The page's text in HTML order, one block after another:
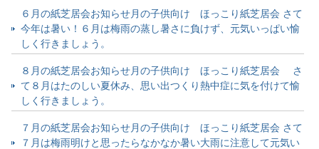
６月の紙芝居会お知らせ月の子供向け ほっこり紙芝居会 さて
今年は暑い！６月は梅雨の蒸し暑さに負けず、元気いっぱい愉
しく行きましょう。
８月の紙芝居会お知らせ月の子供向け ほっこり紙芝居会 さ
て８月はたのしい夏休み、思い出つくり熱中症に気を付けて愉
しく行きましょう。
７月の紙芝居会お知らせ月の子供向け ほっこり紙芝居会 さて
７月は梅雨明けと思ったらなかなか暑い大雨に注意して元気い